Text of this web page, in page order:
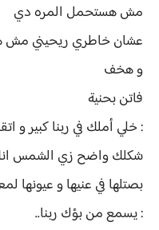
مش هستحمل المره دي
عشان خاطري ريحيني مش
و هخف
فاتن بحنية
: خلي أملك في ربنا كبير و
شكلك واضح زي الشمس
بصتلها في عنيها و
: يسمع من بؤك ربنا..